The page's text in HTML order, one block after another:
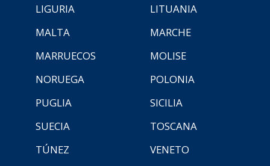
LIGURIA
LITUANIA
MALTA
MARCHE
MARRUECOS
MOLISE
NORUEGA
POLONIA
PUGLIA
SICILIA
SUECIA
TOSCANA
TÚNEZ
VENETO